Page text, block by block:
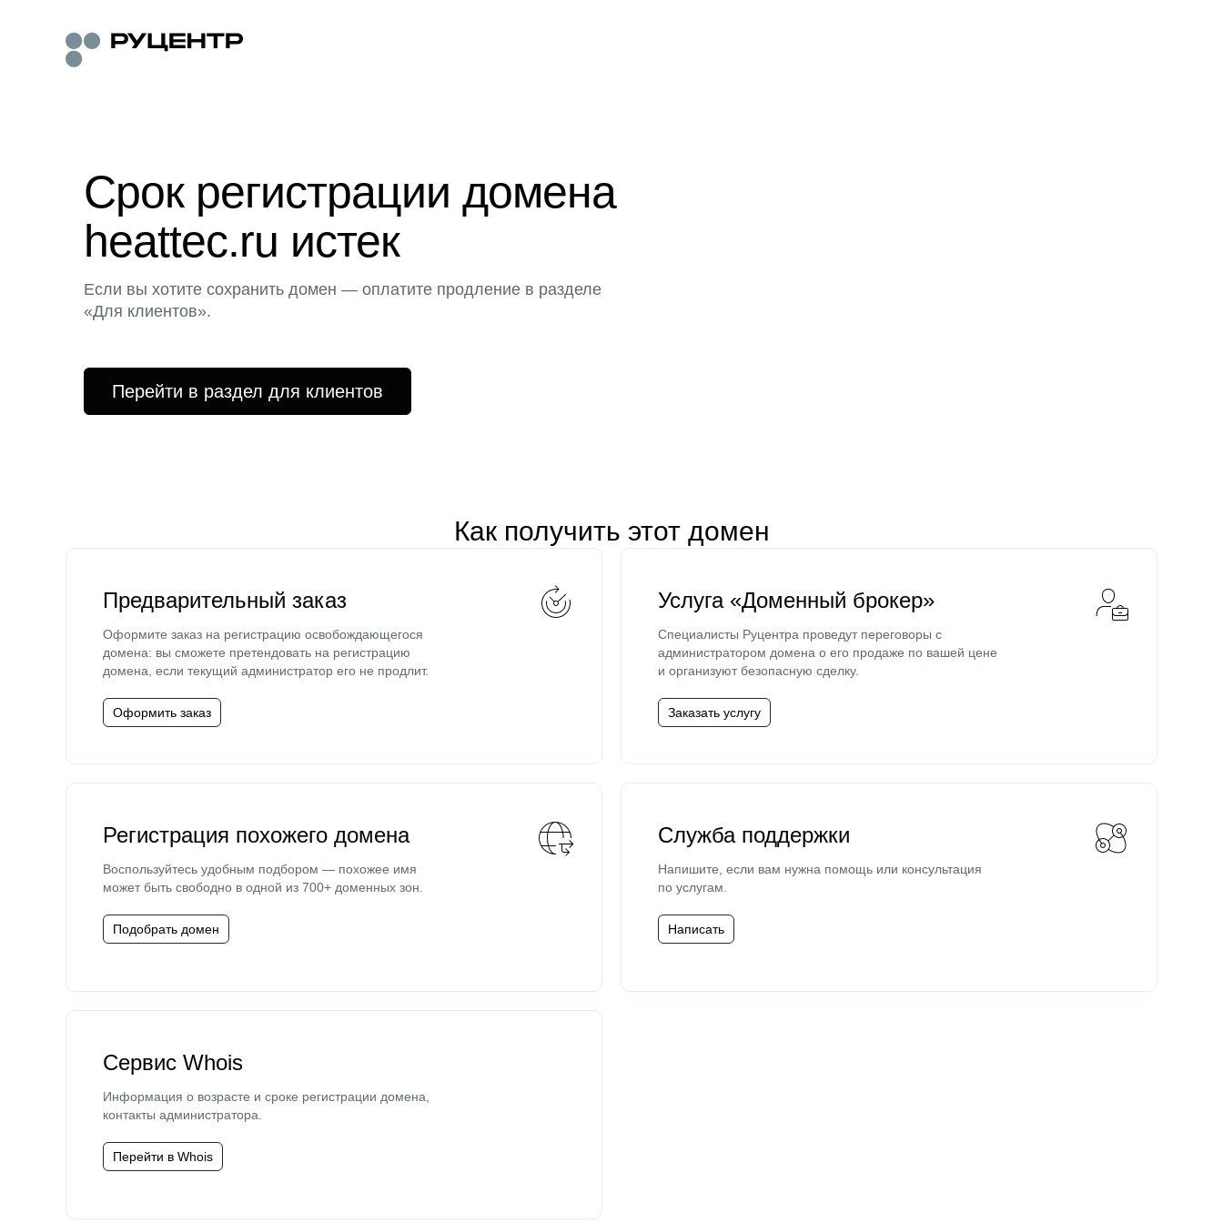
Срок регистрации домена
heattec.ru истек
Если вы хотите сохранить домен — оплатите продление в разделе
«Для клиентов».
Перейти в раздел для клиентов
Как получить этот домен
Предварительный заказ
Оформите заказ на регистрацию освобождающегося
домена: вы сможете претендовать на регистрацию
домена, если текущий администратор его не продлит.
Оформить заказ
Услуга «Доменный брокер»
Специалисты Руцентра проведут переговоры с
администратором домена о его продаже по вашей цене
и организуют безопасную сделку.
Заказать услугу
Регистрация похожего домена
Воспользуйтесь удобным подбором — похожее имя
может быть свободно в одной из 700+ доменных зон.
Подобрать домен
Служба поддержки
Напишите, если вам нужна помощь или консультация
по услугам.
Написать
Сервис Whois
Информация о возрасте и сроке регистрации домена,
контакты администратора.
Перейти в Whois